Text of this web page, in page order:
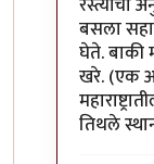
बसला
घेते. बाकी
खरे. (एक
तिथले